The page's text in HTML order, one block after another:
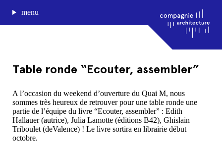
menu
journal de bord
projets
approche
agence
Table ronde “Ecouter, assembler”
A l’occasion du weekend d’ouverture du Quai M, nous
sommes très heureux de retrouver pour une table ronde une
partie de l’équipe du livre “Ecouter, assembler” : Edith
Hallauer (autrice), Julia Lamotte (éditions B42), Ghislain
Triboulet (deValence) ! Le livre sortira en librairie début
octobre.